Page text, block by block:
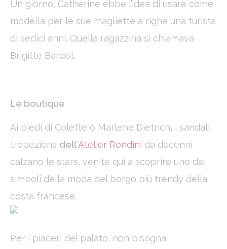
Un giorno, Catherine ebbe l’idea di usare come
modella per le sue magliette a righe una turista
di sedici anni. Quella ragazzina si chiamava
Brigitte Bardot.
Le boutique
Ai piedi di Colette o Marlene Dietrich, i sandali
tropeziens dell’Atelier Rondini da decenni
calzano le stars, venite qui a scoprire uno dei
simboli della moda del borgo più trendy della
costa francese.
Per i piaceri del palato, non bisogna